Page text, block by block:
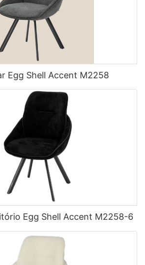
Egg Shell Accent M2258
Egg Shell Accent M2258-6